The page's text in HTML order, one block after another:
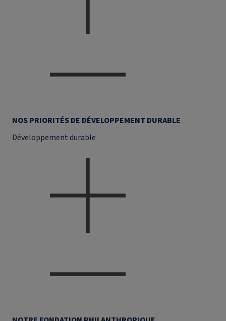
NOS PRIORITÉS DE DÉVELOPPEMENT DURABLE
Développement durable